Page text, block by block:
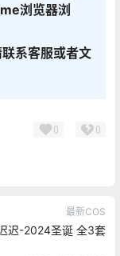
浏览器浏
系客服或者文
0 0
最新COS
迟-2024圣诞 全3套